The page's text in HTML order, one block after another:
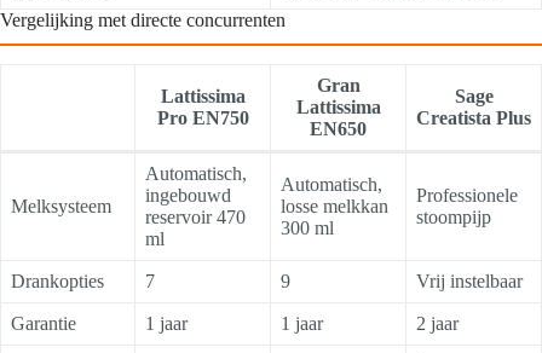
Vergelijking met directe concurrenten
Lattissima
Pro EN750
Gran
Lattissima
EN650
Sage
Creatista Plus
Melksysteem
Automatisch,
ingebouwd
reservoir 470
ml
Automatisch,
losse melkkan
300 ml
Professionele
stoompijp
Drankopties 7 9 Vrij instelbaar
Garantie 1 jaar 1 jaar 2 jaar